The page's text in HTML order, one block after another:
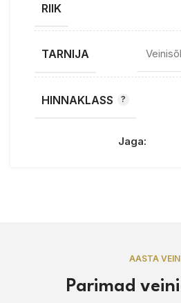
RIIK
TARNIJA
HINNAKLASS
Jaga:
AASTA VEIN
Parimad